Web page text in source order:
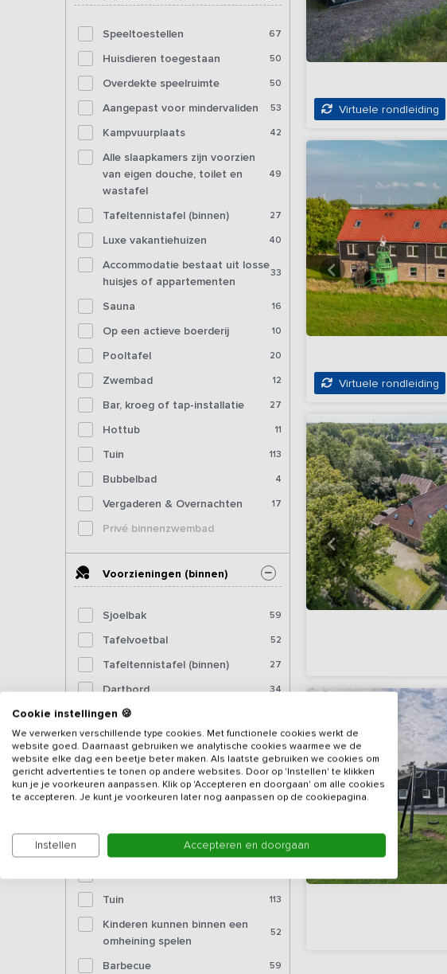
Speeltoestellen 67
Huisdieren toegestaan 50
Overdekte speelruimte 50
Aangepast voor mindervaliden 53
Kampvuurplaats 42
Alle slaapkamers zijn voorzien
van eigen douche, toilet en
wastafel
49
Tafeltennistafel (binnen) 27
Luxe vakantiehuizen 40
Accommodatie bestaat uit losse
huisjes of appartementen
33
Sauna 16
Op een actieve boerderij 10
Pooltafel 20
Zwembad 12
Bar, kroeg of tap-installatie 27
Hottub 11
Tuin 113
Bubbelbad 4
Vergaderen & Overnachten 17
Privé binnenzwembad
Voorzieningen (binnen)
Sjoelbak 59
Tafelvoetbal 52
Tafeltennistafel (binnen) 27
Dartbord 34
Pooltafel
Biljart 14
Fitnessapparatuur 4
Bioscoop 4
Voorzieningen (buiten)
Tuin 113
Kinderen kunnen binnen een
omheining spelen
52
Barbecue 59
Virtuele rondleiding
Virtuele rondleiding
Cookie instellingen 🍪
We verwerken verschillende type cookies. Met functionele cookies werkt de
website goed. Daarnaast gebruiken we analytische cookies waarmee we de
website elke dag een beetje beter maken. Als laatste gebruiken we cookies om
gericht advertenties te tonen op andere websites. Door op 'Instellen' te klikken
kun je je voorkeuren aanpassen. Klik op 'Accepteren en doorgaan' om alle cookies
te accepteren. Je kunt je voorkeuren later nog aanpassen op de cookiepagina.
Instellen Accepteren en doorgaan